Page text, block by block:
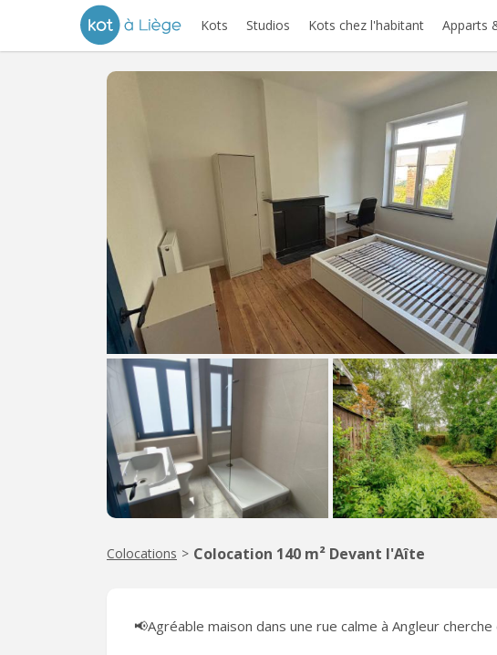
Kots Studios Kots chez l'habitant Apparts
Colocations > Colocation 140 m² Devant l'Aîte
📢Agréable maison dans une rue calme à Angleur